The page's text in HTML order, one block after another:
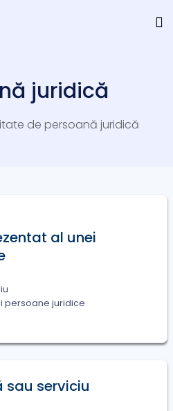
juridică
de persoană juridică
al unei
persoane juridice
sau serviciu